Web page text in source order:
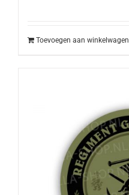
Toevoegen aan winkelwagen